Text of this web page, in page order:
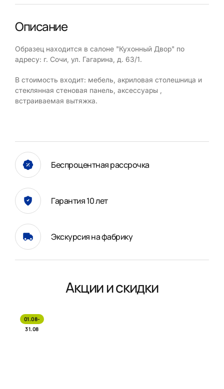
Описание
Образец находится в салоне "Кухонный Двор" по
адресу: г. Сочи, ул. Гагарина, д. 63/1.
В стоимость входит: мебель, акриловая столешница и
стеклянная стеновая панель, аксессуары ,
встраиваемая вытяжка.
Беспроцентная рассрочка
Гарантия 10 лет
Экскурсия на фабрику
Акции и скидки
01.08-
31.08